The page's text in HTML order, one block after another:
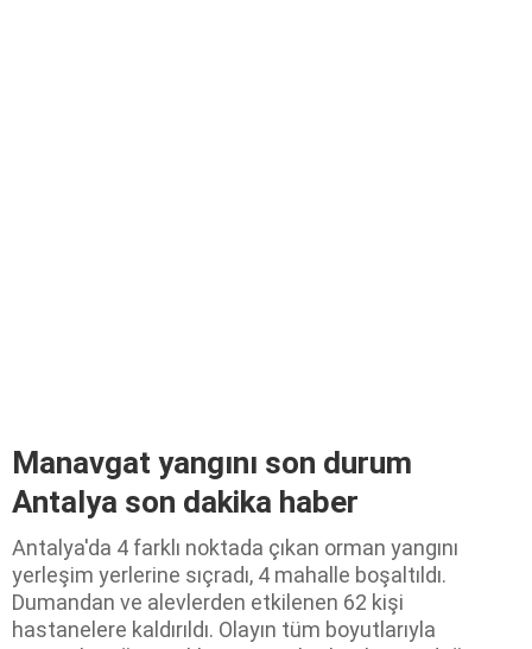
Manavgat yangını son durum
Antalya son dakika haber
Antalya'da 4 farklı noktada çıkan orman yangını
yerleşim yerlerine sıçradı, 4 mahalle boşaltıldı.
Dumandan ve alevlerden etkilenen 62 kişi
hastanelere kaldırıldı. Olayın tüm boyutlarıyla